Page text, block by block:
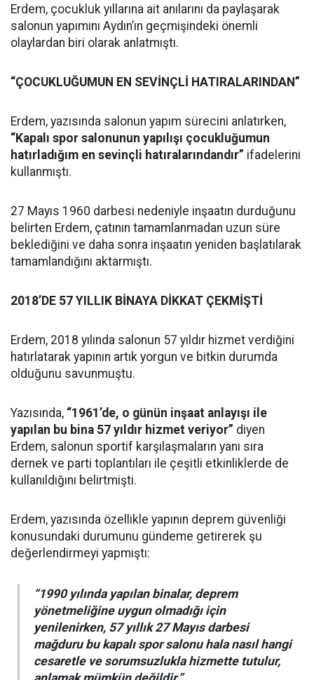
Erdem, çocukluk yıllarına ait anılarını da paylaşarak
salonun yapımını Aydın’ın geçmişindeki önemli
olaylardan biri olarak anlatmıştı.
“ÇOCUKLUĞUMUN EN SEVİNÇLİ HATIRALARINDAN”
Erdem, yazısında salonun yapım sürecini anlatırken,
“Kapalı spor salonunun yapılışı çocukluğumun
hatırladığım en sevinçli hatıralarındandır” ifadelerini
kullanmıştı.
27 Mayıs 1960 darbesi nedeniyle inşaatın durduğunu
belirten Erdem, çatının tamamlanmadan uzun süre
beklediğini ve daha sonra inşaatın yeniden başlatılarak
tamamlandığını aktarmıştı.
2018’DE 57 YILLIK BİNAYA DİKKAT ÇEKMİŞTİ
Erdem, 2018 yılında salonun 57 yıldır hizmet verdiğini
hatırlatarak yapının artık yorgun ve bitkin durumda
olduğunu savunmuştu.
Yazısında, “1961’de, o günün inşaat anlayışı ile
yapılan bu bina 57 yıldır hizmet veriyor” diyen
Erdem, salonun sportif karşılaşmaların yanı sıra
dernek ve parti toplantıları ile çeşitli etkinliklerde de
kullanıldığını belirtmişti.
Erdem, yazısında özellikle yapının deprem güvenliği
konusundaki durumunu gündeme getirerek şu
değerlendirmeyi yapmıştı:
“1990 yılında yapılan binalar, deprem
yönetmeliğine uygun olmadığı için
yenilenirken, 57 yıllık 27 Mayıs darbesi
mağduru bu kapalı spor salonu hala nasıl hangi
cesaretle ve sorumsuzlukla hizmette tutulur,